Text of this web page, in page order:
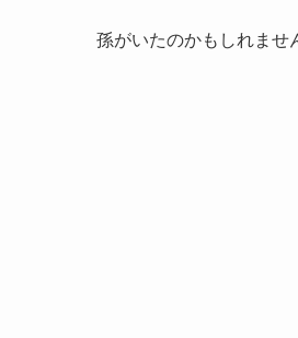
孫がいたのかもしれませ